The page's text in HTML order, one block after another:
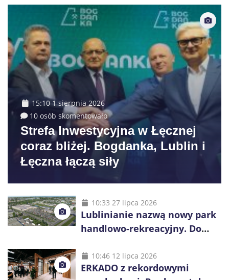
15:10 1 sierpnia 2026
10 osób skomentowało
Strefa Inwestycyjna w Łęcznej
coraz bliżej. Bogdanka, Lublin i
Łęczna łączą siły
10:33 27 lipca 2026
Lublinianie nazwą nowy park
handlowo-rekreacyjny. Do
10:46 12 lipca 2026
ERKADO z rekordowymi